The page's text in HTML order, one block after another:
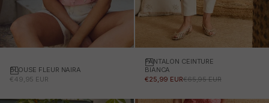
Choisissez des options
BLOUSE FLEUR NAIRA
PRIX PROMOTIONNEL
€49,95 EUR
Choisissez des options
PANTALON CEINTURE
BIANCA
PRIX PROMOTIONNEL
€25,99 EURPRIX NORMAL
€65,95 EUR